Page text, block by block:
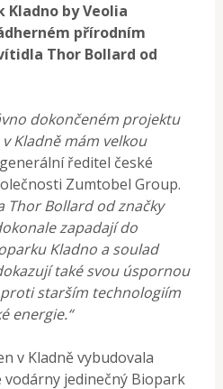
by Veolia
přírodním
Thor Bollard od
dokončeném projektu
Kladně mám velkou
ředitel české
Zumtobel Group.
Thor Bollard od značky
zapadají do
Kladno a soulad
také svou úspornou
starším technologiím
energie.“
v Kladně vybudovala
jedinečný Biopark